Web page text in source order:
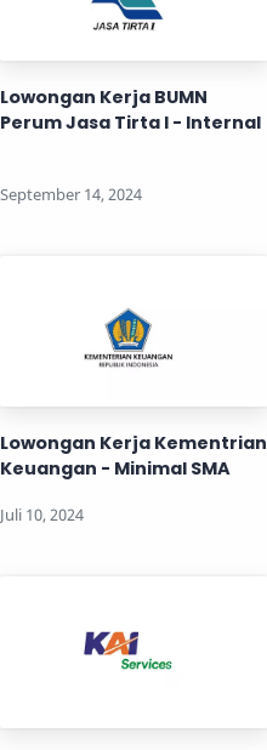
Lowongan Kerja BUMN
Perum Jasa Tirta I - Internal
Lowongan Kerja Kementrian
Keuangan - Minimal SMA